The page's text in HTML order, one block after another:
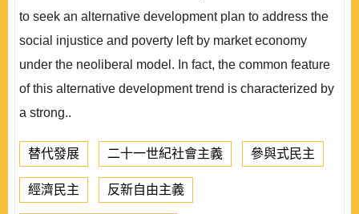
to seek an alternative development plan to address the
social injustice and poverty left by market economy
under the neoliberal model. In fact, the common feature
of this alternative development trend is characterized by
a strong..
替代發展 二十一世紀社會主義 參與式民主
經濟民主 反新自由主義